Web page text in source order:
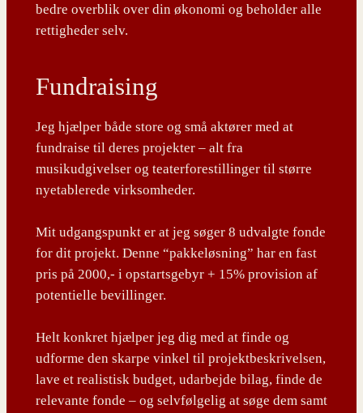
bedre overblik over din økonomi og beholder alle
rettigheder selv.
Fundraising
Jeg hjælper både store og små aktører med at
fundraise til deres projekter – alt fra
musikudgivelser og teaterforestillinger til større
nyetablerede virksomheder.
Mit udgangspunkt er at jeg søger 8 udvalgte fonde
for dit projekt. Denne “pakkeløsning” har en fast
pris på 2000,- i opstartsgebyr + 15% provision af
potentielle bevillinger.
Helt konkret hjælper jeg dig med at finde og
udforme den skarpe vinkel til projektbeskrivelsen,
lave et realistisk budget, udarbejde bilag, finde de
relevante fonde – og selvfølgelig at søge dem samt